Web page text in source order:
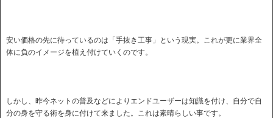
安い価格の先に待っているのは「手抜き工事」という現実。これが更に業界全
体に負のイメージを植え付けていくのです。
しかし、昨今ネットの普及などによりエンドユーザーは知識を付け、自分で自
分の身を守る術を身に付けて来ました。これは素晴らしい事です。